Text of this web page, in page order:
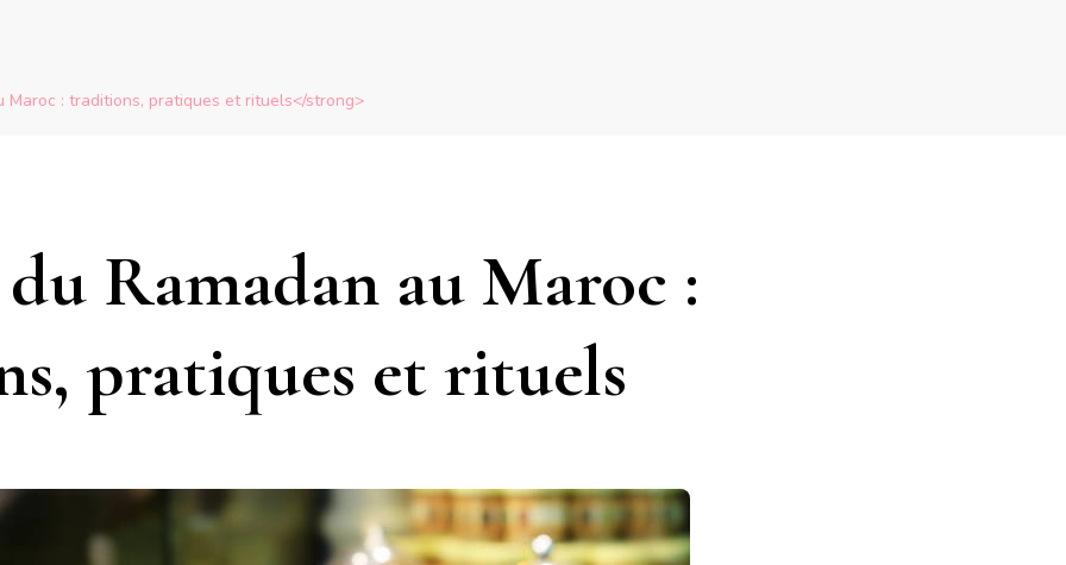
Maroc : traditions, pratiques et rituels</strong>
Ramadan au Maroc :
pratiques et rituels